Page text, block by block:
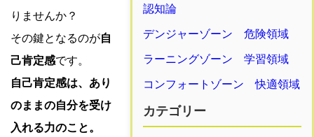
りませんか？
その鍵となるのが自
己肯定感です。
自己肯定感は、あり
のままの自分を受け
入れる力のこと。
認知論
デンジャーゾーン 危険領域
ラーニングゾーン 学習領域
コンフォートゾーン 快適領域
カテゴリー